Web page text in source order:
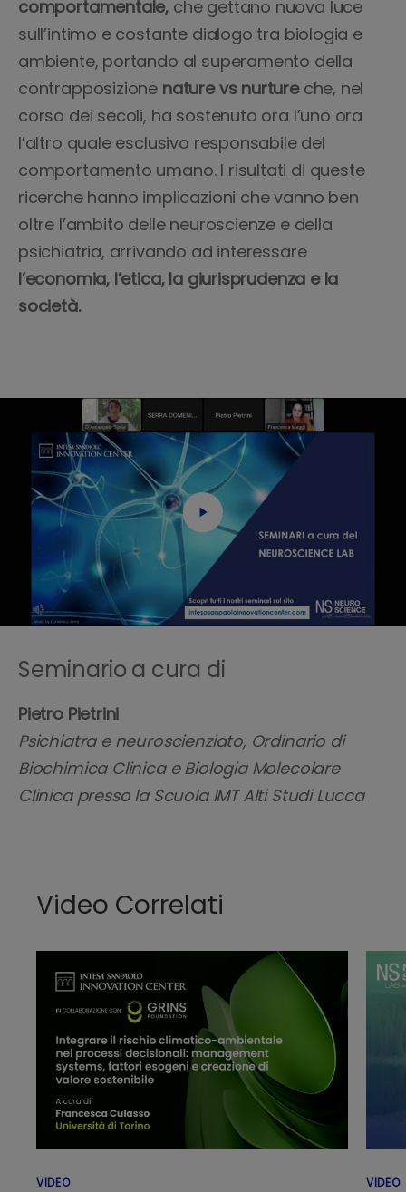
comportamentale, che gettano nuova luce
sull’intimo e costante dialogo tra biologia e
ambiente, portando al superamento della
contrapposizione nature vs nurture che, nel
corso dei secoli, ha sostenuto ora l’uno ora
l’altro quale esclusivo responsabile del
comportamento umano. I risultati di queste
ricerche hanno implicazioni che vanno ben
oltre l’ambito delle neuroscienze e della
psichiatria, arrivando ad interessare
l’economia, l’etica, la giurisprudenza e la
società.
Seminario a cura di
Pietro Pietrini
Psichiatra e neuroscienziato, Ordinario di
Biochimica Clinica e Biologia Molecolare
Clinica presso la Scuola IMT Alti Studi Lucca
Video Correlati
VIDEO VIDEO